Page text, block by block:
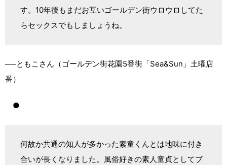
す。10年後もまだお互いゴールデン街ウロウロしてた
らセックスでもしましょうね。
──ともこさん（ゴールデン街花園5番街「Sea&Sun」土曜店
番）
●
何故か共通の知人が多かった素童くんとは地味に付き
合いが長くなりました。風俗好きの素人童貞としてブ